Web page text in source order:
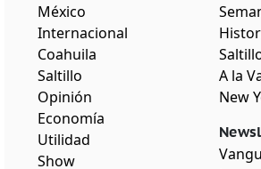
México
Internacional
Coahuila
Saltillo
Opinión
Economía
Utilidad
Show
A la
New